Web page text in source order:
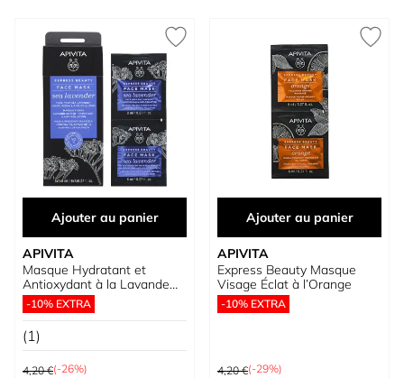
Ajouter au panier
APIVITA
Masque Hydratant et
Antioxydant à la Lavande
de Mer
-10% EXTRA
(1)
Prix normal
4,20 €(-26%)
Ajouter au panier
APIVITA
Express Beauty Masque
Visage Éclat à l’Orange
-10% EXTRA
Prix normal
4,20 €(-29%)